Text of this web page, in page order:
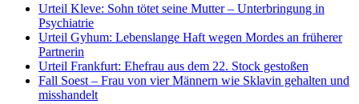
Urteil Kleve: Sohn tötet seine Mutter – Unterbringung in
Psychiatrie
Urteil Gyhum: Lebenslange Haft wegen Mordes an früherer
Partnerin
Urteil Frankfurt: Ehefrau aus dem 22. Stock gestoßen
Fall Soest – Frau von vier Männern wie Sklavin gehalten und
misshandelt